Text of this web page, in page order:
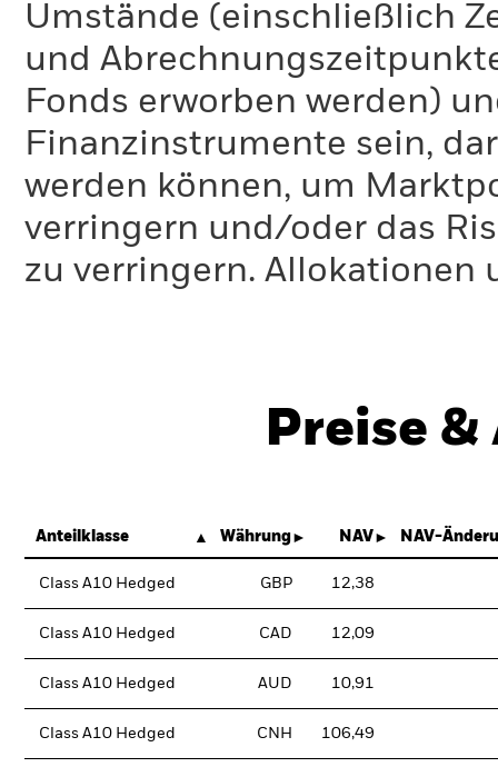
Umstände (einschließlich
und
Fonds erworben werden)
Finanzinstrumente sein,
werden können, um
verringern und/oder das
zu verringern. Allokationen
Preise
Anteilklasse Währung NAV NAV-
Class A10 Hedged GBP 12,38
Class A10 Hedged CAD 12,09
Class A10 Hedged AUD 10,91
Class A10 Hedged CNH 106,49